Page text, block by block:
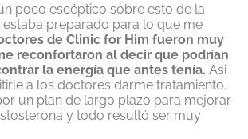
poco escéptico sobre esto de la
preparado para lo que me
de Clinic for Him fueron muy
reconfortaron al decir que podrían
la energía que antes tenía. Asi
a los doctores darme tratamiento.
un plan de largo plazo para mejorar
y todo resultó ser muy